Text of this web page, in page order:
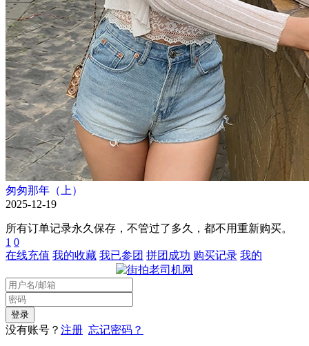
匆匆那年（上）
2025-12-19
所有订单记录永久保存，不管过了多久，都不用重新购买。
1 0
在线充值 我的收藏 我已参团 拼团成功 购买记录 我的
没有账号？ 注册 忘记密码？